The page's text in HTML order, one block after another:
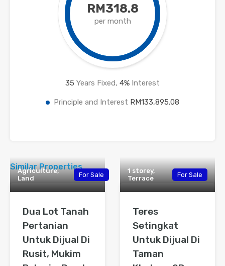
RM318.8
per month
35 Years Fixed, 4% Interest
Principle and Interest RM133,895.08
Similar Properties
Agriculture,
Land
For Sale
Dua Lot Tanah
Pertanian
Untuk Dijual Di
Rusit, Mukim
1 storey,
Terrace
For Sale
Teres
Setingkat
Untuk Dijual Di
Taman